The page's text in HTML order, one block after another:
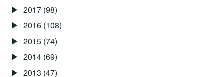
2017 (98)
2016 (108)
2015 (74)
2014 (69)
2013 (47)